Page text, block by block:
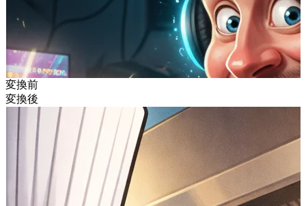
変換前
変換後